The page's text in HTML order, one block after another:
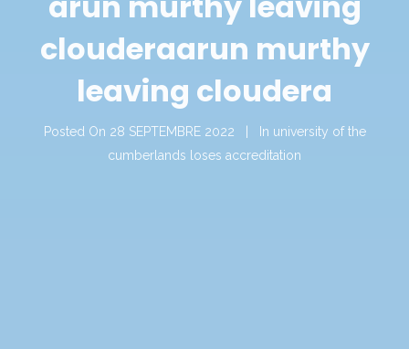
clouderaarun murthy
leaving cloudera
Posted On 28 SEPTEMBRE 2022 In university of the
cumberlands loses accreditation